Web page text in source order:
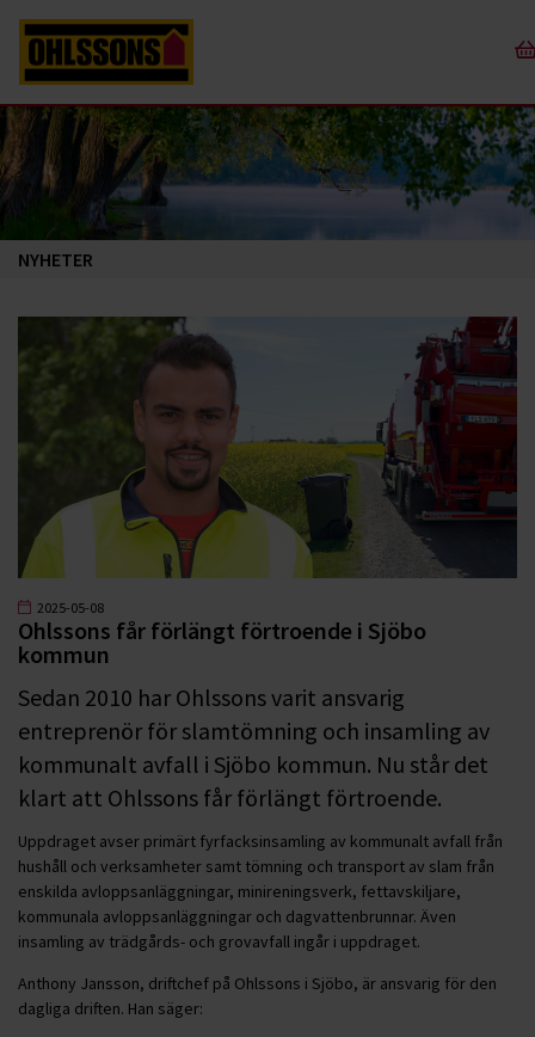
NYHETER
2025-05-08
Ohlssons får förlängt förtroende i Sjöbo
kommun
Sedan 2010 har Ohlssons varit ansvarig
entreprenör för slamtömning och insamling av
kommunalt avfall i Sjöbo kommun. Nu står det
klart att Ohlssons får förlängt förtroende.
Uppdraget avser primärt fyrfacksinsamling av kommunalt avfall från
hushåll och verksamheter samt tömning och transport av slam från
enskilda avloppsanläggningar, minireningsverk, fettavskiljare,
kommunala avloppsanläggningar och dagvattenbrunnar. Även
insamling av trädgårds- och grovavfall ingår i uppdraget.
Anthony Jansson, driftchef på Ohlssons i Sjöbo, är ansvarig för den
dagliga driften. Han säger: